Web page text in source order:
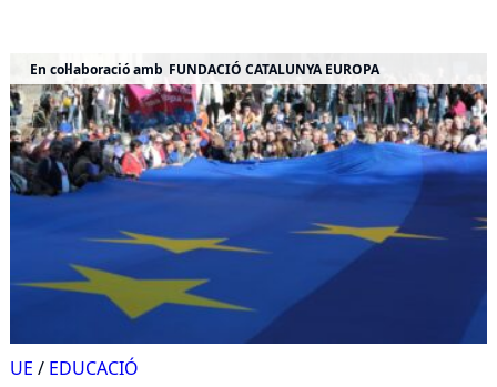
En col·laboració amb FUNDACIÓ CATALUNYA EUROPA
UE / EDUCACIÓ